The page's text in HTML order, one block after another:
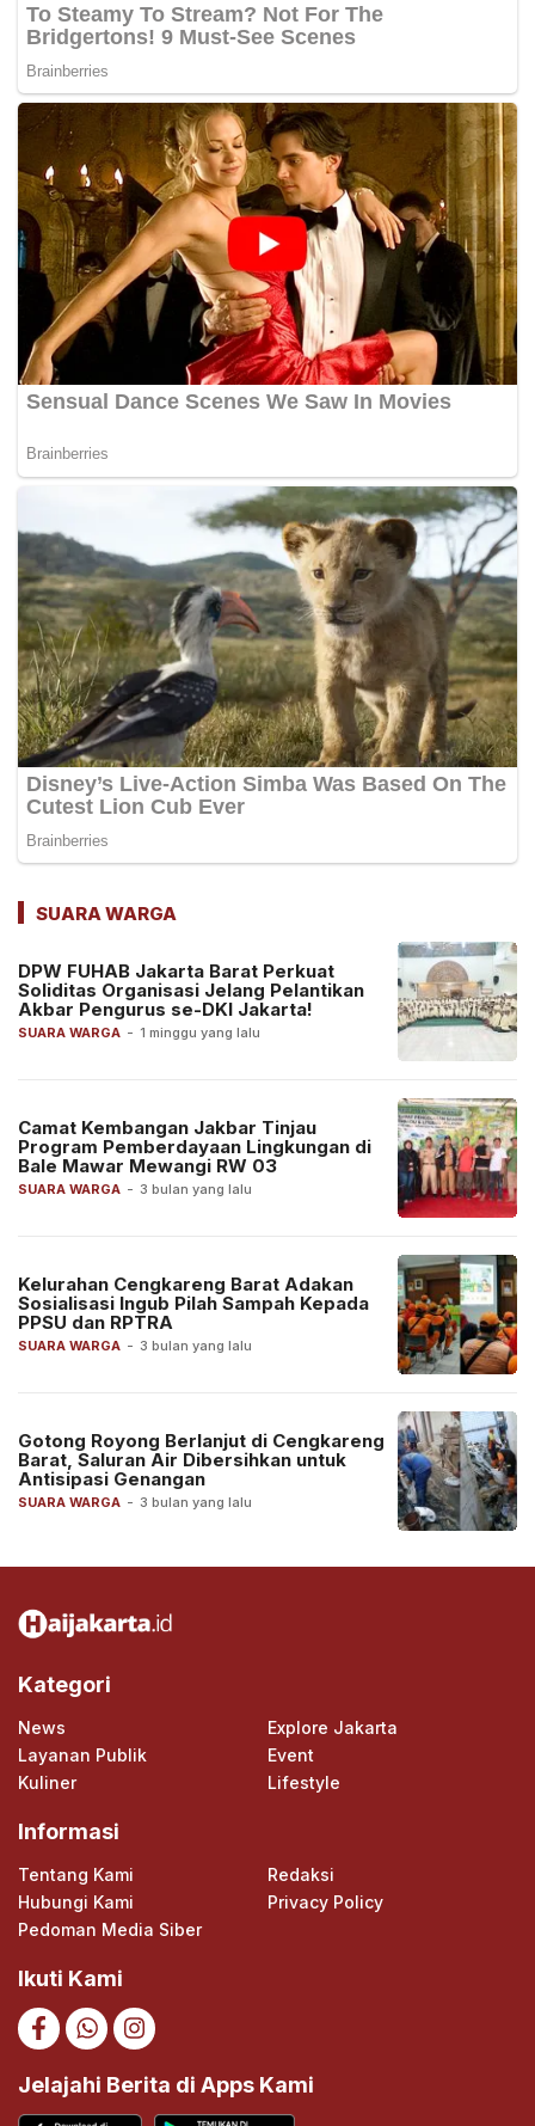
SUARA WARGA
SUARA WARGA - 1 minggu yang lalu
DPW FUHAB Jakarta Barat Perkuat
Soliditas Organisasi Jelang Pelantikan
Akbar Pengurus se-DKI Jakarta!
SUARA WARGA - 3 bulan yang lalu
Camat Kembangan Jakbar Tinjau
Program Pemberdayaan Lingkungan di
Bale Mawar Mewangi RW 03
SUARA WARGA - 3 bulan yang lalu
Kelurahan Cengkareng Barat Adakan
Sosialisasi Ingub Pilah Sampah Kepada
PPSU dan RPTRA
SUARA WARGA - 3 bulan yang lalu
Gotong Royong Berlanjut di Cengkareng
Barat, Saluran Air Dibersihkan untuk
Antisipasi Genangan
Kategori
News
Explore Jakarta
Layanan Publik
Event
Kuliner
Lifestyle
Informasi
Tentang Kami
Redaksi
Hubungi Kami
Privacy Policy
Pedoman Media Siber
Ikuti Kami
Jelajahi Berita di Apps Kami